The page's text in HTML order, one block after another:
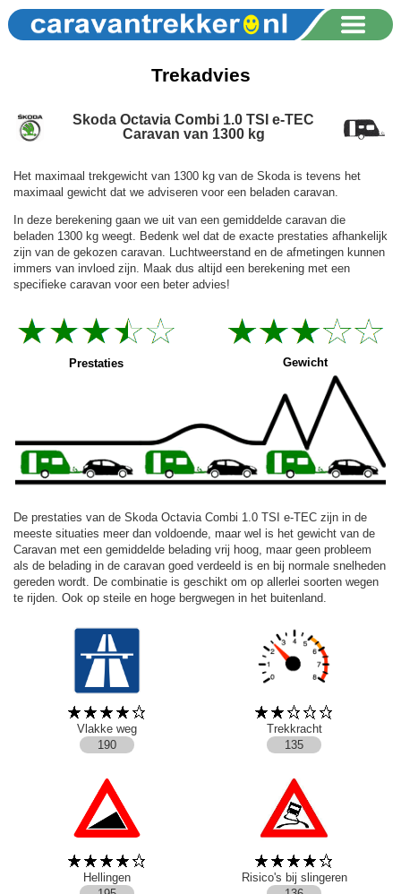
Trekadvies
Skoda Octavia Combi 1.0 TSI e-TEC
Caravan van 1300 kg
Het maximaal trekgewicht van 1300 kg van de Skoda is tevens het
maximaal gewicht dat we adviseren voor een beladen caravan.
In deze berekening gaan we uit van een gemiddelde caravan die
beladen 1300 kg weegt. Bedenk wel dat de exacte prestaties afhankelijk
zijn van de gekozen caravan. Luchtweerstand en de afmetingen kunnen
immers van invloed zijn. Maak dus altijd een berekening met een
specifieke caravan voor een beter advies!
Prestaties Gewicht
De prestaties van de Skoda Octavia Combi 1.0 TSI e-TEC zijn in de
meeste situaties meer dan voldoende, maar wel is het gewicht van de
Caravan met een gemiddelde belading vrij hoog, maar geen probleem
als de belading in de caravan goed verdeeld is en bij normale snelheden
gereden wordt. De combinatie is geschikt om op allerlei soorten wegen
te rijden. Ook op steile en hoge bergwegen in het buitenland.
Vlakke weg
Trekkracht
190
135
Hellingen
Risico's bij slingeren